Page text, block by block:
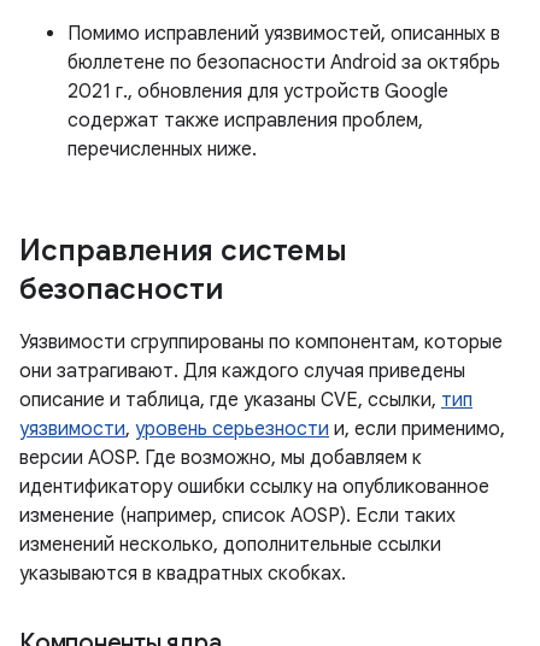
Помимо исправлений уязвимостей, описанных в
бюллетене по безопасности Android за октябрь
2021 г., обновления для устройств Google
содержат также исправления проблем,
перечисленных ниже.
Исправления системы
безопасности
Уязвимости сгруппированы по компонентам, которые
они затрагивают. Для каждого случая приведены
описание и таблица, где указаны CVE, ссылки, тип
уязвимости, уровень серьезности и, если применимо,
версии AOSP. Где возможно, мы добавляем к
идентификатору ошибки ссылку на опубликованное
изменение (например, список AOSP). Если таких
изменений несколько, дополнительные ссылки
указываются в квадратных скобках.